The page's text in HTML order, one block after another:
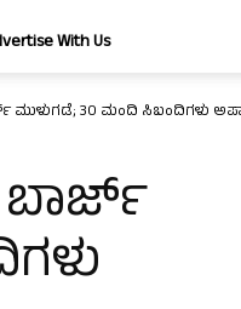
With Us
ಮುಳುಗಡೆ; 30 ಮಂದಿ ಸಿಬಂದಿಗಳು
ಬಾರ್ಜ್